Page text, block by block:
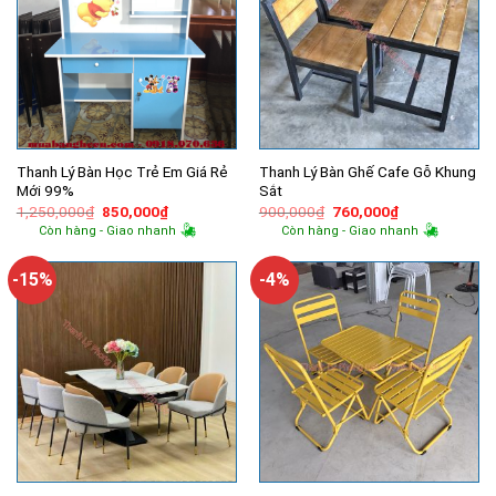
Thanh Lý Bàn Học Trẻ Em Giá Rẻ
Mới 99%
1,250,000₫ Giá
gốc
là:
850,000₫Giá
hiện
tại
850,000₫.
Còn hàng - Giao nhanh
Thanh Lý Bàn Ghế Cafe Gỗ Khung
Sắt
900,000₫ Giá
gốc
là:
760,000₫Giá
hiện
tại
760,000₫.
Còn hàng - Giao nhanh
-15% -4%